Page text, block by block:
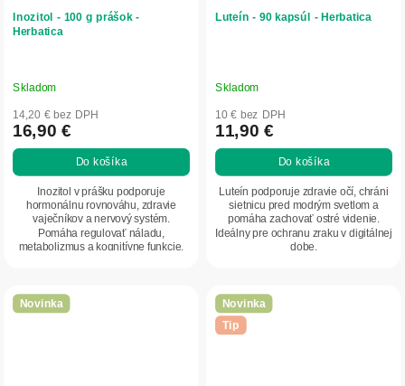
Inozitol - 100 g prášok -
Herbatica
Skladom
14,20 € bez DPH
16,90 €
Do košíka
Inozitol v prášku podporuje
hormonálnu rovnováhu, zdravie
vaječníkov a nervový systém.
Pomáha regulovať náladu,
metabolizmus a kognitívne funkcie.
Luteín - 90 kapsúl - Herbatica
Skladom
10 € bez DPH
11,90 €
Do košíka
Luteín podporuje zdravie očí, chráni
sietnicu pred modrým svetlom a
pomáha zachovať ostré videnie.
Ideálny pre ochranu zraku v digitálnej
dobe.
Novinka Novinka
Tip